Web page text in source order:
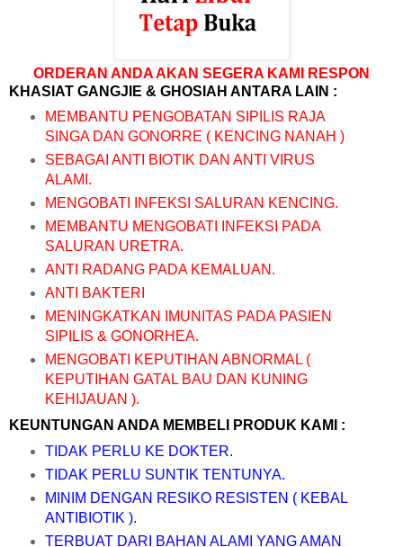
ORDERAN ANDA AKAN SEGERA KAMI RESPON
KHASIAT GANGJIE & GHOSIAH ANTARA LAIN :
MEMBANTU PENGOBATAN SIPILIS RAJA
SINGA DAN GONORRE ( KENCING NANAH )
SEBAGAI ANTI BIOTIK DAN ANTI VIRUS
ALAMI.
MENGOBATI INFEKSI SALURAN KENCING.
MEMBANTU MENGOBATI INFEKSI PADA
SALURAN URETRA.
ANTI RADANG PADA KEMALUAN.
ANTI BAKTERI
MENINGKATKAN IMUNITAS PADA PASIEN
SIPILIS & GONORHEA.
MENGOBATI KEPUTIHAN ABNORMAL (
KEPUTIHAN GATAL BAU DAN KUNING
KEHIJAUAN ).
KEUNTUNGAN ANDA MEMBELI PRODUK KAMI :
TIDAK PERLU KE DOKTER.
TIDAK PERLU SUNTIK TENTUNYA.
MINIM DENGAN RESIKO RESISTEN ( KEBAL
ANTIBIOTIK ).
TERBUAT DARI BAHAN ALAMI YANG AMAN